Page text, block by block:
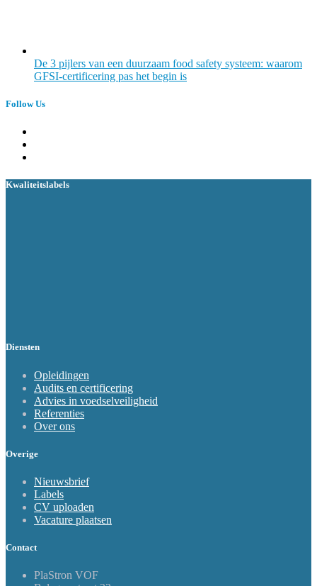
De 3 pijlers van een duurzaam food safety systeem: waarom
GFSI-certificering pas het begin is
Follow Us
Kwaliteitslabels
Diensten
Opleidingen
Audits en certificering
Advies in voedselveiligheid
Referenties
Over ons
Overige
Nieuwsbrief
Labels
CV uploaden
Vacature plaatsen
Contact
PlaStron VOF